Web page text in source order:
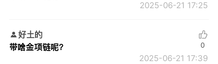
2025-06-21 17:25
好土的
带啥金项链呢？
2025-06-21 17:39
0